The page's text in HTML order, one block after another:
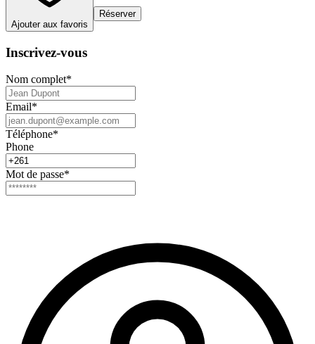
Ajouter aux favoris
Réserver
Inscrivez-vous
Nom complet*
Email*
Téléphone*
Phone
Mot de passe*